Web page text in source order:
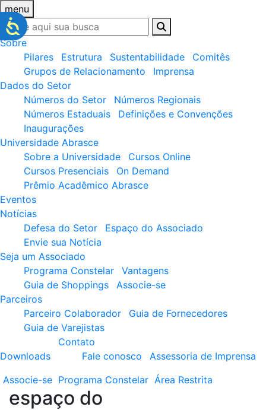
menu
Sobre
Pilares
Estrutura Sustentabilidade
Comitês
Grupos de Relacionamento
Imprensa
Dados do Setor
Números do Setor
Números Regionais
Números Estaduais
Definições e Convenções
Inaugurações
Universidade Abrasce
Sobre a Universidade
Cursos Online
Cursos Presenciais
On Demand
Prêmio Acadêmico Abrasce
Eventos
Notícias
Defesa do Setor
Espaço do Associado
Envie sua Notícia
Seja um Associado
Programa Constelar
Vantagens
Guia de Shoppings
Associe-se
Parceiros
Parceiro Colaborador
Guia de Fornecedores
Guia de Varejistas
Downloads
Contato
Fale conosco
Assessoria de Imprensa
Associe-se Programa Constelar Área Restrita
espaço do